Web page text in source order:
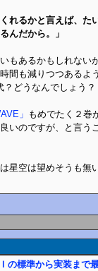
れるかと言えば、た
んだから。」
もあるかもしれない
間も減りつつある
どうなんでしょう？
」 もめでたく２巻
いのですが、と言う
星空は望めそうも無
の標準から実装まで